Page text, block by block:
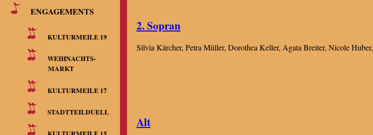
ENGAGEMENTS
KULTURMEILE 19
WEIHNACHTS-
MARKT
KULTURMEILE 17
STADTTEILDUELL
2. Sopran
Silvia Kärcher, Petra Müller, Dorothea Keller, Agata Breiter, Nicole Huber,
Alt